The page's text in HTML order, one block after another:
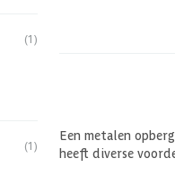
(1)
(1)
Een metalen
heeft diverse